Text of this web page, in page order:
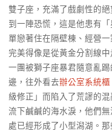
雙子座，充滿了戲劇性的
到一陣恐慌，這是他患有
單戀著住在隔壁棟、經營
完美得像是從黃金分割線
一團被獅子座暴君隨意亂
邊，往外看去辦公室系統櫃
級修正」而陷入了荒謬的
流下鹹鹹的海水淚，他們無
處已經形成了小型潟湖。